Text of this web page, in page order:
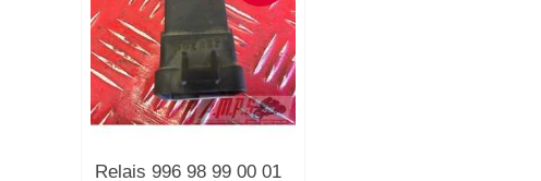
Relais 996 98 99 00 01